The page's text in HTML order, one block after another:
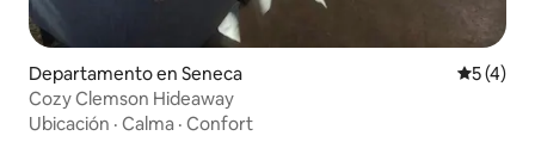
Departamento en Seneca
5 (4)
Cozy Clemson Hideaway
Ubicación · Calma · Confort